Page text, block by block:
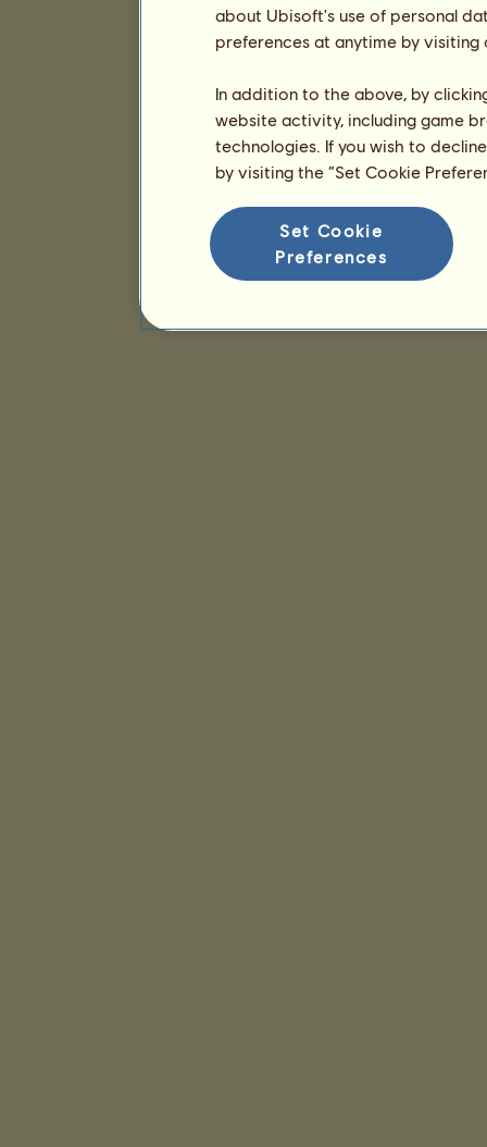
about Ubisoft's use of personal
preferences at anytime by
In addition to the above, by
website activity, including game
technologies. If you wish to
by visiting the “Set Cookie
Set Cookie
Preferences